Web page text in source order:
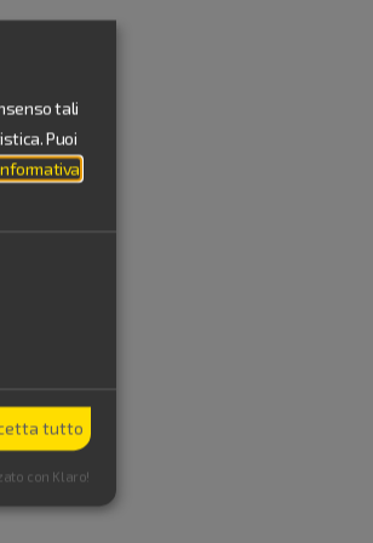
tali
Puoi
tutto
con Klaro!